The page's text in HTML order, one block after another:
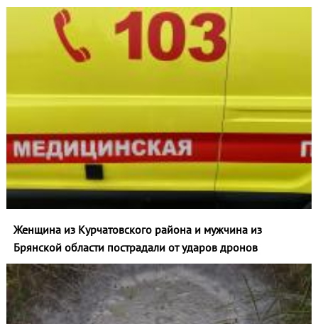
Женщина из Курчатовского района и мужчина из
Брянской области пострадали от ударов дронов